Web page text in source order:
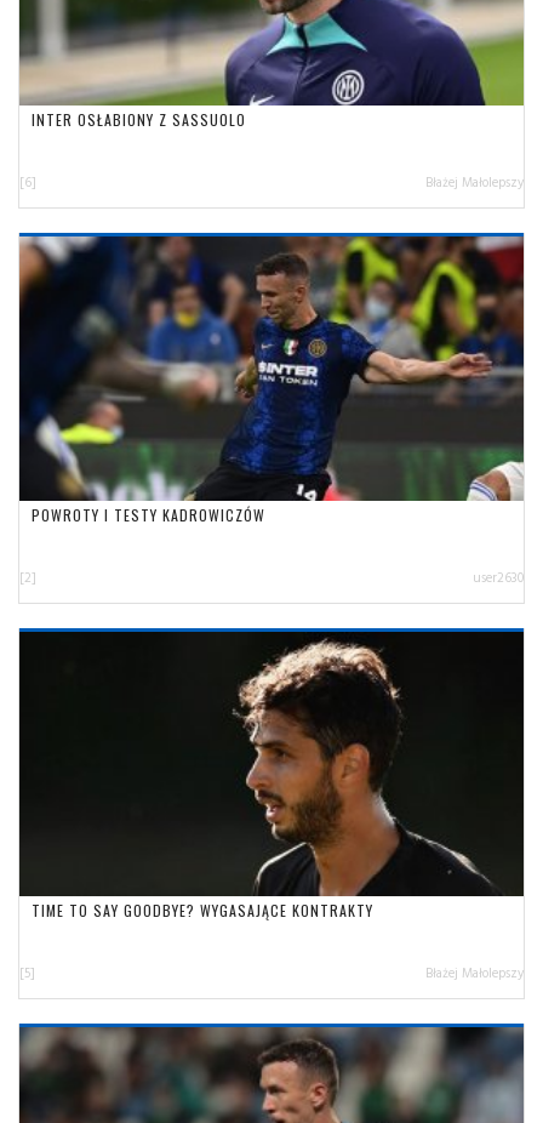
INTER OSŁABIONY Z SASSUOLO
[6] Błażej Małolepszy
POWROTY I TESTY KADROWICZÓW
[2] user2630
TIME TO SAY GOODBYE? WYGASAJĄCE KONTRAKTY
[5] Błażej Małolepszy